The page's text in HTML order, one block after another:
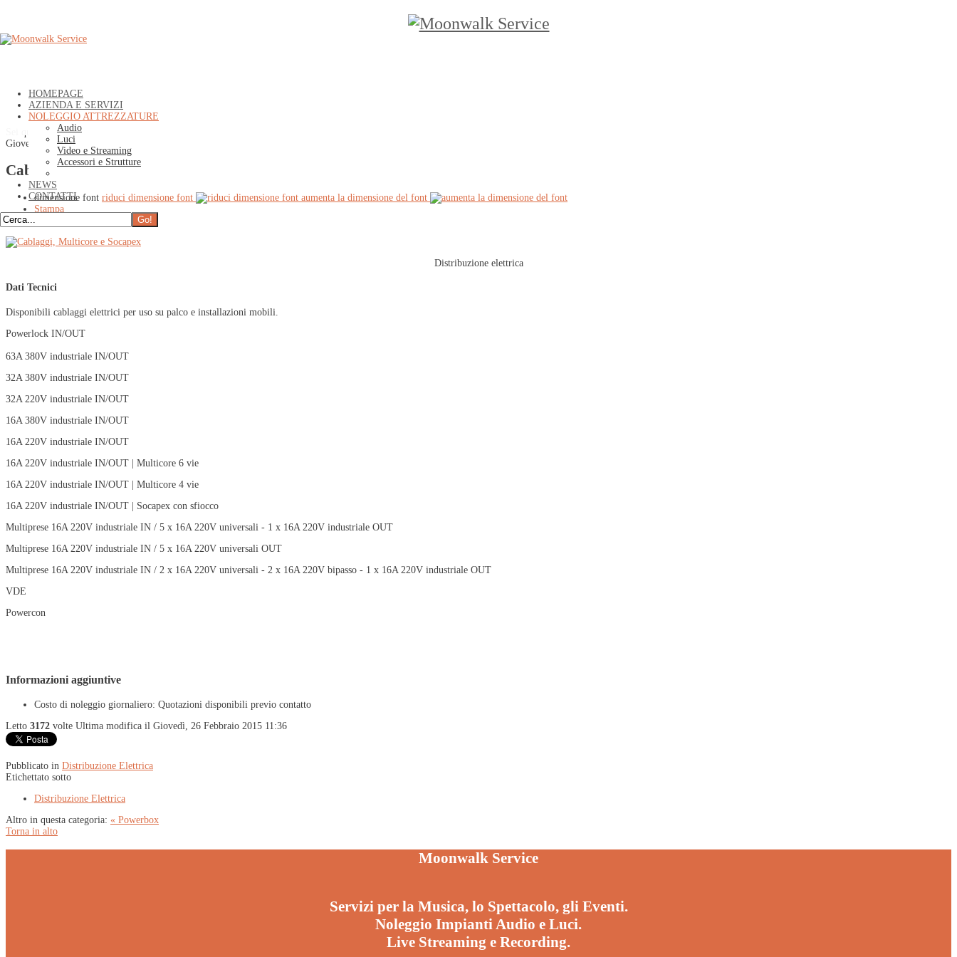
HOMEPAGE
AZIENDA E SERVIZI
NOLEGGIO ATTREZZATURE
Audio
Luci
Video e Streaming
Accessori e Strutture
NEWS
CONTATTI
Home»NOLEGGIO ATTREZZATURE
Giovedì, 26 Febbraio 2015 00:00
Cablaggi, Multicore e Socapex
dimensione font riduci dimensione font
aumenta la dimensione del font
Stampa
Email
Distribuzione elettrica
Dati Tecnici
Disponibili cablaggi elettrici per uso su palco e installazioni mobili.
Powerlock IN/OUT
63A 380V industriale IN/OUT
32A 380V industriale IN/OUT
32A 220V industriale IN/OUT
16A 380V industriale IN/OUT
16A 220V industriale IN/OUT
16A 220V industriale IN/OUT | Multicore 6 vie
16A 220V industriale IN/OUT | Multicore 4 vie
16A 220V industriale IN/OUT | Socapex con sfiocco
Multiprese 16A 220V industriale IN / 5 x 16A 220V universali - 1 x 16A 220V industriale OUT
Multiprese 16A 220V industriale IN / 5 x 16A 220V universali OUT
Multiprese 16A 220V industriale IN / 2 x 16A 220V universali - 2 x 16A 220V bipasso - 1 x 16A 220V industriale OUT
VDE
Powercon
Informazioni aggiuntive
Costo di noleggio giornaliero: Quotazioni disponibili previo contatto
Letto 3172 volte Ultima modifica il Giovedì, 26 Febbraio 2015 11:36
Pubblicato in Distribuzione Elettrica
Etichettato sotto
Distribuzione Elettrica
Altro in questa categoria: « Powerbox
Torna in alto
Moonwalk Service
Servizi per la Musica, lo Spettacolo, gli Eventi.
Noleggio Impianti Audio e Luci.
Live Streaming e Recording.